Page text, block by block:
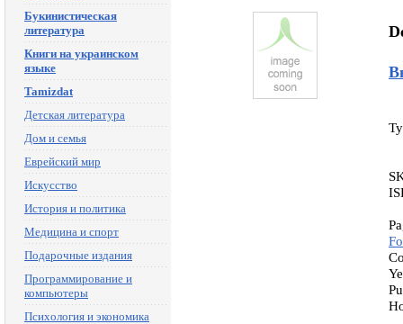
Букинистическая
литература
Книги на украинском
языке
Tamizdat
Детская литература
Дом и семья
Еврейский мир
Искусство
История и политика
Медицина и спорт
Подарочные издания
Программирование и
компьютеры
Психология и экономика